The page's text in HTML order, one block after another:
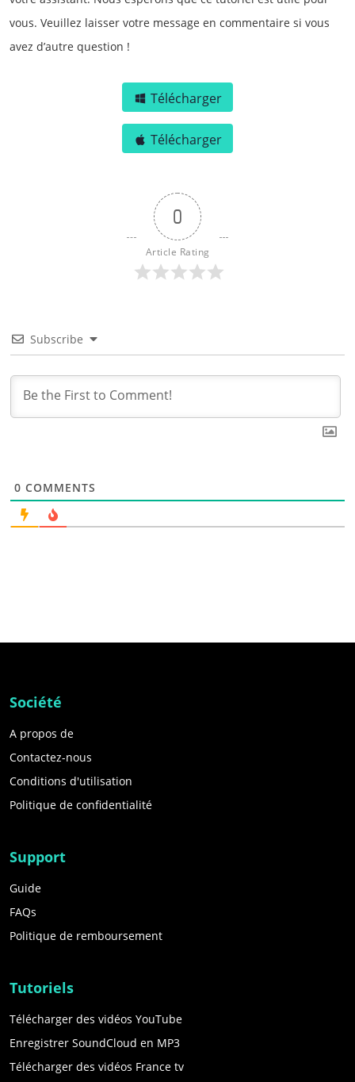
vous. Veuillez laisser votre message en commentaire si vous
avez d’autre question !
Télécharger
Télécharger
0
Article Rating
Subscribe
0 COMMENTS
Société
A propos de
Contactez-nous
Conditions d'utilisation
Politique de confidentialité
Support
Guide
FAQs
Politique de remboursement
Tutoriels
Télécharger des vidéos YouTube
Enregistrer SoundCloud en MP3
Télécharger des vidéos France tv